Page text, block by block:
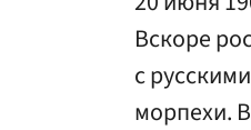
Вскоре
с
морпехи.